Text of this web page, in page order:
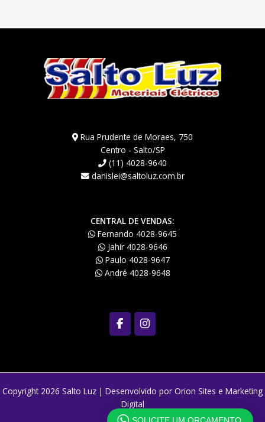
Rua Prudente de Moraes, 750
Centro - Salto/SP
(11) 4028-9640
danislei@saltoluz.com.br
CENTRAL DE VENDAS:
Fernando 4028-9645
Jahir 4028-9646
Paulo 4028-9647
André 4028-9648
Copyright 2026 Salto Luz | Desenvolvido por Orion Sites e Marketing
Digital